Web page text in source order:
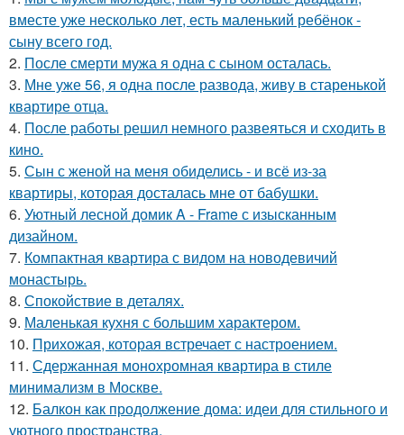
вместе уже несколько лет, есть маленький ребёнок -
сыну всего год.
2. После смерти мужа я одна с сыном осталась.
3. Мне уже 56, я одна после развода, живу в старенькой
квартире отца.
4. После работы решил немного развеяться и сходить в
кино.
5. Сын с женой на меня обиделись - и всё из-за
квартиры, которая досталась мне от бабушки.
6. Уютный лесной домик A - Frame с изысканным
дизайном.
7. Компактная квартира с видом на новодевичий
монастырь.
8. Спокойствие в деталях.
9. Маленькая кухня с большим характером.
10. Прихожая, которая встречает с настроением.
11. Сдержанная монохромная квартира в стиле
минимализм в Москве.
12. Балкон как продолжение дома: идеи для стильного и
уютного пространства.